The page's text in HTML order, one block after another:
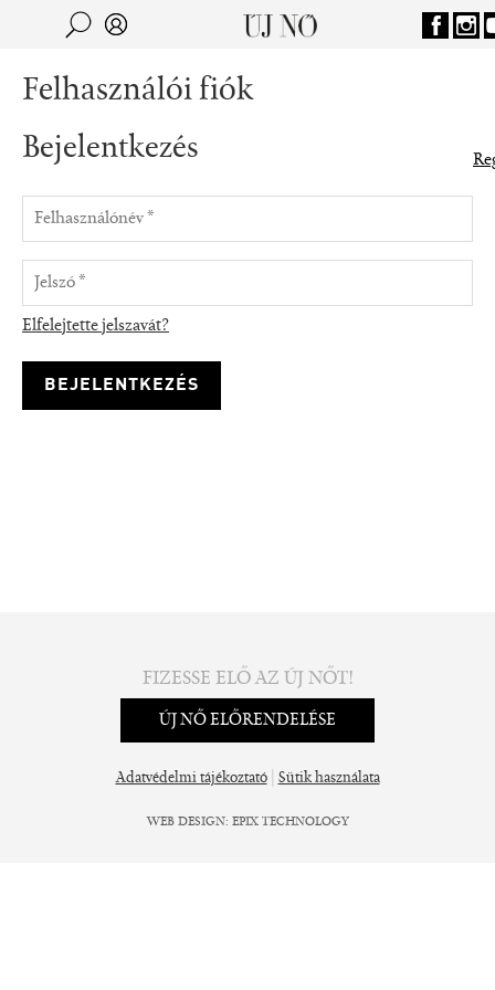
Jump to navigation
Keresés
Felhasználói fiók
Bejelentkezés
Elfelejtette jelszavát?
FIZESSE ELŐ AZ ÚJ NŐT!
ÚJ NŐ ELŐRENDELÉSE
Adatvédelmi tájékoztató| Sütik használata
WEB DESIGN: EPIX TECHNOLOGY